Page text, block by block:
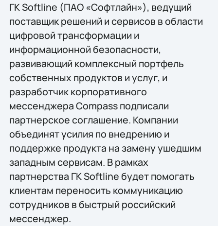
ГК Softline (ПАО «Софтлайн»), ведущий
поставщик решений и сервисов в области
цифровой трансформации и
информационной безопасности,
развивающий комплексный портфель
собственных продуктов и услуг, и
разработчик корпоративного
мессенджера Compass подписали
партнерское соглашение. Компании
объединят усилия по внедрению и
поддержке продукта на замену ушедшим
западным сервисам. В рамках
партнерства ГК Softline будет помогать
клиентам переносить коммуникацию
сотрудников в быстрый российский
мессенджер.